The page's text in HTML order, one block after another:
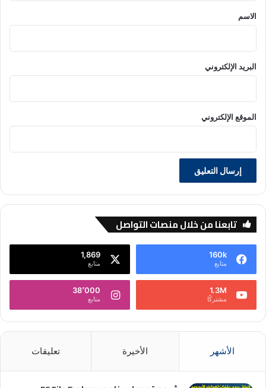
*
الاسم
البريد الإلكتروني
الموقع الإلكتروني
تابعنا من خلال منصات التواصل
160k
متابع
1,869
متابع
1.3M
مشتركًا
38٬000
متابع
الأشهر الأخيرة تعليقات